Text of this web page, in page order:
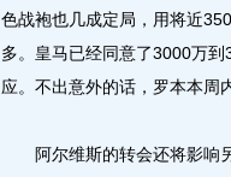
色战袍也几成定局，用将近
多。皇马已经同意了3000万
应。不出意外的话，罗本本周
阿尔维斯的转会还将影响另